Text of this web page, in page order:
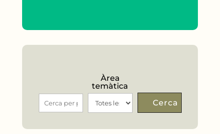
Àrea
temàtica